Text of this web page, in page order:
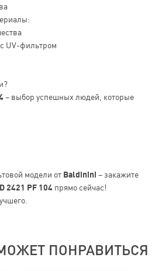
UV-фильтром
– выбор успешных людей, которые
модели от Baldinini – закажите
2421 PF 104прямо сейчас!
ПОНРАВИТЬСЯ